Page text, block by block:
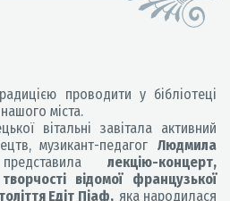
проводити у бібліотеці
міста.
вітальні завітала активний
музикант-педагог Людмила
лекцію-концерт,
відомої французької
Едіт Піаф, яка народилася